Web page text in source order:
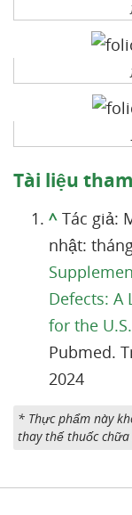
Tài liệu
^ Tác giả:
nhật:
Defects: A
for the
Pubmed.
2024
* Thực phẩm này
thay thế thuốc